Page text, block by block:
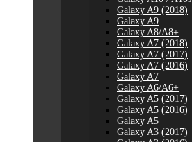
Galaxy A9 (2018)
Galaxy A9
Galaxy A8/A8+
Galaxy A7 (2018)
Galaxy A7 (2017)
Galaxy A7 (2016)
Galaxy A7
Galaxy A6/A6+
Galaxy A5 (2017)
Galaxy A5 (2016)
Galaxy A5
Galaxy A3 (2017)